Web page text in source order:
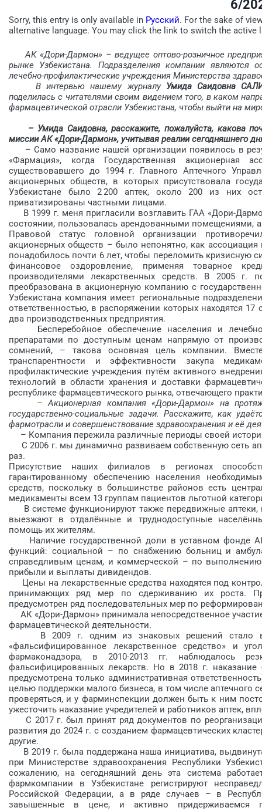
6/
Sorry, this entry is only available in Русский. For the sake of
alternative language. You may click the link to switch the active
АК «Дори-Дармон» – ведущее оптово-розничное
рынке Узбекистана. Подразделения компании являются
лечебно-профилактические учреждения Министерства
В интервью нашему журналу Умида Саидовна
поделилась с читателями своим видением того, в каком
фармацевтической отрасли Узбекистана, чтобы выйти на
– Умида Саидовна, расскажите, пожалуйста, какова
миссии АК «Дори-Дармон», учитывая реалии сегодняшнего
– Само название нашей организации появилось в
«Фармация», когда Государственная акционерная
существовавшего до 1994 г. Главного Аптечного
акционерных обществ, в которых присутствовала
Узбекистане было 2 200 аптек, около 200 из них
приватизированы частными лицами.
В 1999 г. меня пригласили возглавить ГАА «Дори-
состоянии, пользовалась арендованными помещениями,
Правовой статус головной организации
акционерных обществ – было непонятно, как
понадобилось почти 6 лет, чтобы переломить кризисную
финансовое оздоровление, применяя товарное
производителями лекарственных средств. В 2005 г.
преобразована в акционерную компанию с
Узбекистана компания имеет региональные
ответственностью, в распоряжении которых находятся 17
два производственных пред­приятия.
Бесперебойное обеспечение населения и
препаратами по доступным ценам напрямую от
сомнений, – такова основная цель компании.
транспарентности и эффективности закупа
профилактические учреждения пу­тём активного
технологий в области хранения и доставки
республике фармацевтического рынка, отвечающего
– Акционерная компания «Дори-Дармон» на
государственно-социальные задачи. Расскажите, как
фарм­отрасли и совершенствование здравоохранения и её
– Компания пережила различные периоды своей
С 2006 г. мы динамично развиваем собственную сеть
раз.
Присутствие наших филиалов в регионах
гарантированному обеспечению населения
средств, поскольку в большинстве районов есть
медикаменты всем 13 группам пациентов льготной
В системе функционируют также передвижные аптеки,
выезжают в отдалённые и труднодоступные
помощь их жителям.
Наличие государственной доли в уставном фонде
функций: социальной – по снабжению больниц и
справедливым ценам, и коммерческой – по выполнению
прибыли и выплаты дивидендов.
Цены на лекарственные средства находятся под
принимающих ряд мер по сдерживанию их роста.
предусмотрен ряд последовательных мер по
АК «Дори-Дармон» принимала непосредственное
фармацевтической деятельности.
В 2009 г. одним из знаковых решений стало
«фальсифицированное лекарственное средство» и
фармаконадзора, в 2010-2013 гг. наблюдалось
фальсифицированных лекарств. Но в 2018 г.
предусмот­рена только административная
целью поддержки малого бизнеса, в том числе
проверяться, и у фарминс­пекции должен быть к ним
ужесточить наказание учредителей и работников аптек,
С 2017 г. был принят ряд документов по
развития до 2024 г. с соз­данием фармацевтических
другие.
В 2019 г. была поддержана наша инициатива,
при Министерстве здравоохранения Республики
сожалению, на сегодняшний день эта система
фармкомпании в Узбекистане регистрируют
Российской Федерации, а в ряде случаев – в
завышенные в цене, и активно придерживаемся